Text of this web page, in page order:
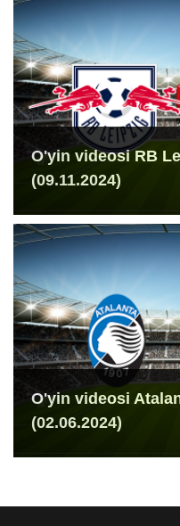
O'yin videosi RB
(09.11.2024)
O'yin videosi
(02.06.2024)